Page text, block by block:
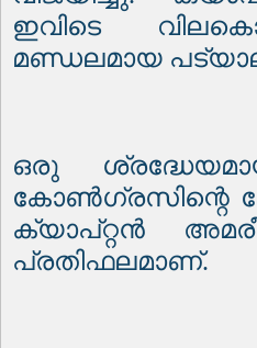
ഇവിടെ
മണ്ഡലമായ
ഒരു
കോൺഗ്രസിന്റെ
ക്യാപ്റ്റൻ
പ്രതിഫലമാണ്.